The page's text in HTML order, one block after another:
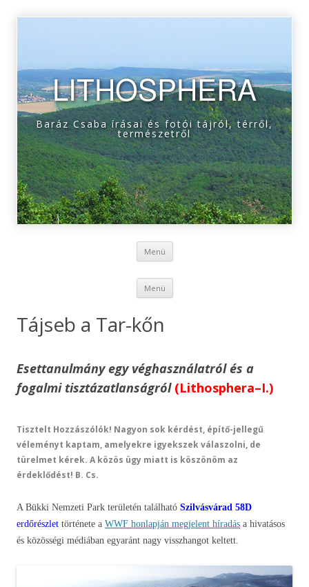
LITHOSPHERA
Baráz Csaba írásai és fotói tájról, térről,
természetről
Menü Tovább a tartalomra
Menü Tovább a tartalomra
Tájseb a Tar-kőn
Esettanulmány egy véghasználatról és a
fogalmi tisztázatlanságról (Lithosphera–I.)
Tisztelt Hozzászólók! Nagyon sok kérdést, építő-jellegű
véleményt kaptam, amelyekre igyekszek válaszolni, de
türelmet kérek. A közös ügy miatt is köszönöm az
érdeklődést! B. Cs.
A Bükki Nemzeti Park területén található Szilvásvárad 58D
erdőrészlet története a WWF honlapján megjelent híradás a hivatásos
és közösségi médiában egyaránt nagy visszhangot keltett.